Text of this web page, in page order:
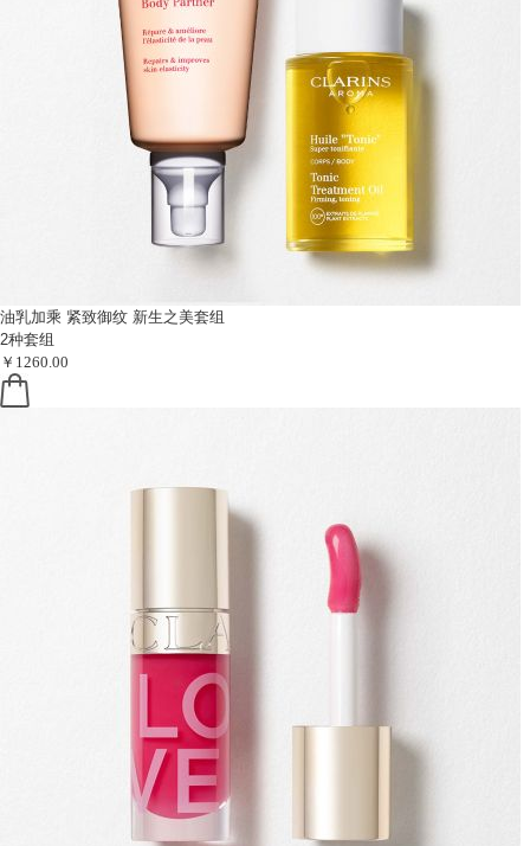
油乳加乘 紧致御纹 新生之美套组
2种套组
￥1260.00